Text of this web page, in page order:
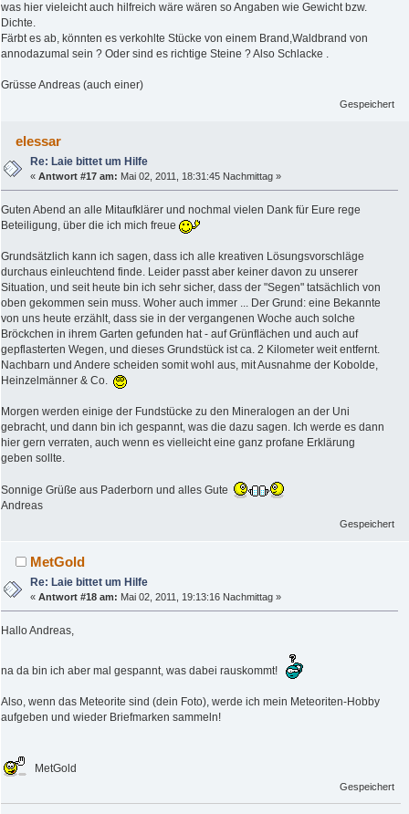
was hier vieleicht auch hilfreich wäre wären so Angaben wie Gewicht bzw.
Dichte.
Färbt es ab, könnten es verkohlte Stücke von einem Brand,Waldbrand von
annodazumal sein ? Oder sind es richtige Steine ? Also Schlacke .
Grüsse Andreas (auch einer)
Gespeichert
elessar
Re: Laie bittet um Hilfe
«Antwort #17 am: Mai 02, 2011, 18:31:45 Nachmittag »
Guten Abend an alle Mitaufklärer und nochmal vielen Dank für Eure rege
Beteiligung, über die ich mich freue
Grundsätzlich kann ich sagen, dass ich alle kreativen Lösungsvorschläge
durchaus einleuchtend finde. Leider passt aber keiner davon zu unserer
Situation, und seit heute bin ich sehr sicher, dass der "Segen" tatsächlich von
oben gekommen sein muss. Woher auch immer ... Der Grund: eine Bekannte
von uns heute erzählt, dass sie in der vergangenen Woche auch solche
Bröckchen in ihrem Garten gefunden hat - auf Grünflächen und auch auf
gepflasterten Wegen, und dieses Grundstück ist ca. 2 Kilometer weit entfernt.
Nachbarn und Andere scheiden somit wohl aus, mit Ausnahme der Kobolde,
Heinzelmänner & Co.
Morgen werden einige der Fundstücke zu den Mineralogen an der Uni
gebracht, und dann bin ich gespannt, was die dazu sagen. Ich werde es dann
hier gern verraten, auch wenn es vielleicht eine ganz profane Erklärung
geben sollte.
Sonnige Grüße aus Paderborn und alles Gute
Andreas
Gespeichert
MetGold
Re: Laie bittet um Hilfe
«Antwort #18 am: Mai 02, 2011, 19:13:16 Nachmittag »
Hallo Andreas,
na da bin ich aber mal gespannt, was dabei rauskommt!
Also, wenn das Meteorite sind (dein Foto), werde ich mein Meteoriten-Hobby
aufgeben und wieder Briefmarken sammeln!
MetGold
Gespeichert